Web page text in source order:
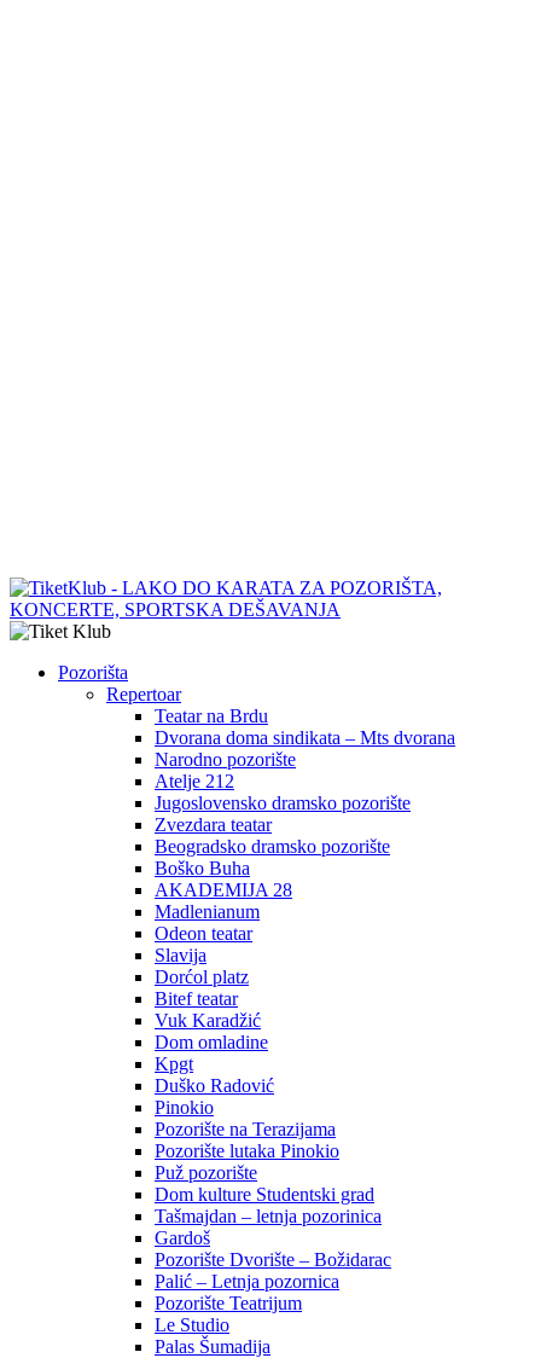
Pozorišta
Repertoar
Teatar na Brdu
Dvorana doma sindikata – Mts dvorana
Narodno pozorište
Atelje 212
Jugoslovensko dramsko pozorište
Zvezdara teatar
Beogradsko dramsko pozorište
Boško Buha
AKADEMIJA 28
Madlenianum
Odeon teatar
Slavija
Dorćol platz
Bitef teatar
Vuk Karadžić
Dom omladine
Kpgt
Duško Radović
Pinokio
Pozorište na Terazijama
Pozorište lutaka Pinokio
Puž pozorište
Dom kulture Studentski grad
Tašmajdan – letnja pozorinica
Gardoš
Pozorište Dvorište – Božidarac
Palić – Letnja pozornica
Pozorište Teatrijum
Le Studio
Palas Šumadija